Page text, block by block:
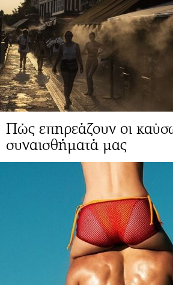
Πώς επηρεάζουν οι
συναισθήματά μας